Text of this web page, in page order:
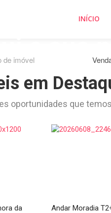
INÍCIO
a sua
de imóvel
em
oportunidades que
da
Andar Moradia